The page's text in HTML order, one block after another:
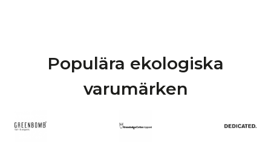
Populära ekologiska
varumärken